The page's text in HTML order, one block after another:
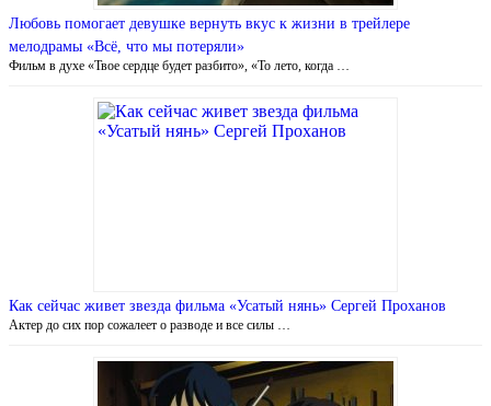
Любовь помогает девушке вернуть вкус к жизни в трейлере
мелодрамы «Всё, что мы потеряли»
Фильм в духе «Твое сердце будет разбито», «То лето, когда …
Как сейчас живет звезда фильма «Усатый нянь» Сергей Проханов
Актер до сих пор сожалеет о разводе и все силы …